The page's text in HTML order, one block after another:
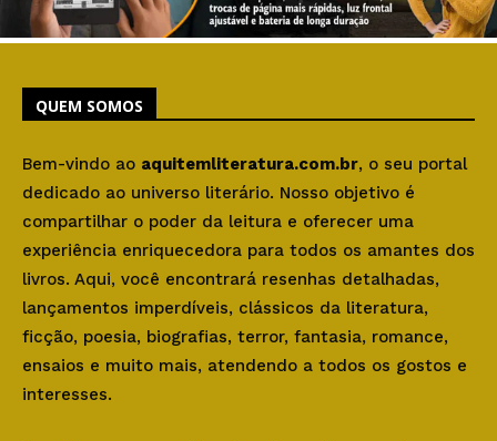
QUEM SOMOS
Bem-vindo ao aquitemliteratura.com.br, o seu portal
dedicado ao universo literário. Nosso objetivo é
compartilhar o poder da leitura e oferecer uma
experiência enriquecedora para todos os amantes dos
livros. Aqui, você encontrará resenhas detalhadas,
lançamentos imperdíveis, clássicos da literatura,
ficção, poesia, biografias, terror, fantasia, romance,
ensaios e muito mais, atendendo a todos os gostos e
interesses.